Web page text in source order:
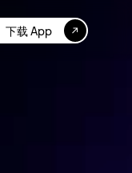
下载 App